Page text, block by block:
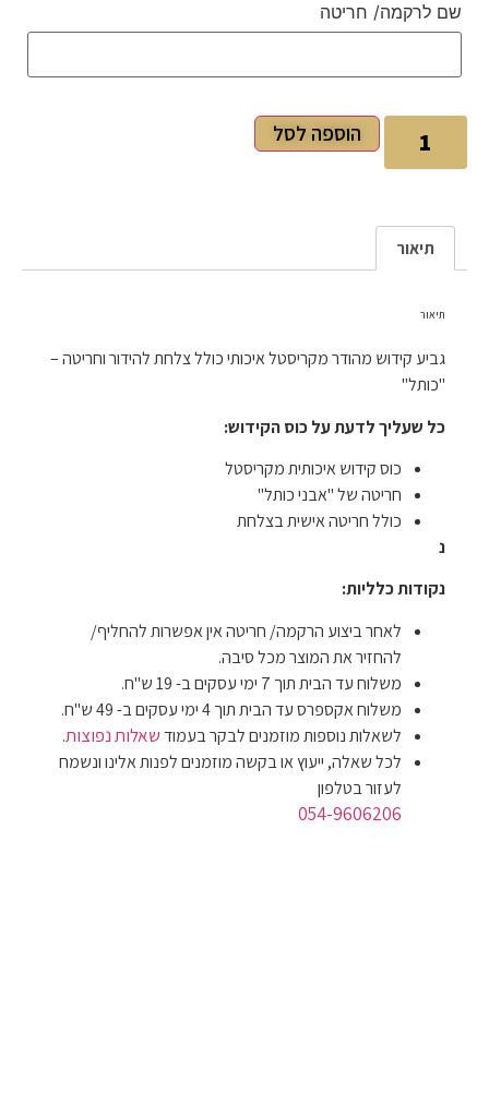
שם לרקמה/ חריטה
הוספה לסל
תיאור
תיאור
גביע קידוש מהודר מקריסטל איכותי כולל צלחת להידור וחריטה –
"כותל"
כל שעליך לדעת על כוס הקידוש:
כוס קידוש איכותית מקריסטל
חריטה של "אבני כותל"
כולל חריטה אישית בצלחת
נ
נקודות כלליות:
לאחר ביצוע הרקמה/ חריטה אין אפשרות להחליף/
להחזיר את המוצר מכל סיבה.
משלוח עד הבית תוך 7 ימי עסקים ב- 19 ש"ח.
משלוח אקספרס עד הבית תוך 4 ימי עסקים ב- 49 ש"ח.
לשאלות נוספות מוזמנים לבקר בעמודשאלות נפוצות.
לכל שאלה, ייעוץ או בקשה מוזמנים לפנות אלינו ונשמח
לעזור בטלפון
054-9606206